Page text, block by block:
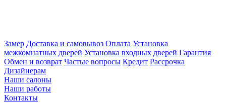
Замер Доставка и самовывоз Оплата Установка
межкомнатных дверей Установка входных дверей Гарантия
Обмен и возврат Частые вопросы Кредит Рассрочка
Дизайнерам
Наши салоны
Наши работы
Контакты